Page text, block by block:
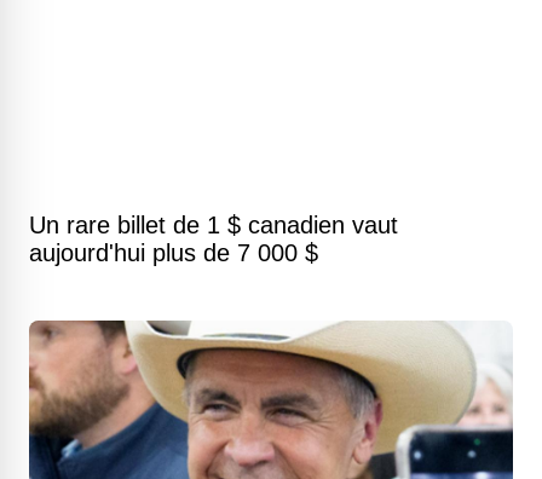
Un rare billet de 1 $ canadien vaut
aujourd'hui plus de 7 000 $